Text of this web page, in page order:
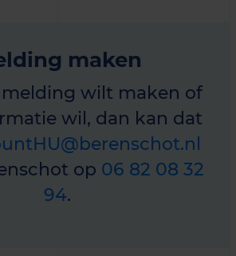
maken
melding wilt maken of
wil, dan kan dat
op 06 82 08 32
94.